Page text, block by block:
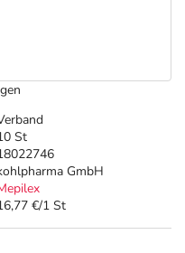
St
GmbH
€/1 St